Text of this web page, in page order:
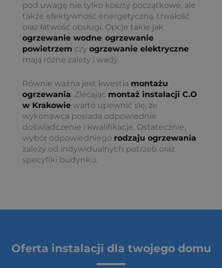
pod uwagę nie tylko koszty początkowe, ale
także efektywność energetyczną, trwałość
oraz łatwość obsługi. Opcje takie jak
ogrzewanie wodne, ogrzewanie
powietrzem czy ogrzewanie elektryczne
mają różne zalety i wady.
Równie ważna jest kwestia montażu
ogrzewania. Zlecając montaż instalacji C.O
w Krakowie warto upewnić się, że
wykonawca posiada odpowiednie
doświadczenie i kwalifikacje. Ostatecznie,
wybór odpowiedniego rodzaju ogrzewania
zależy od indywidualnych potrzeb oraz
specyfiki budynku.
Oferta instalacji dla twojego domu